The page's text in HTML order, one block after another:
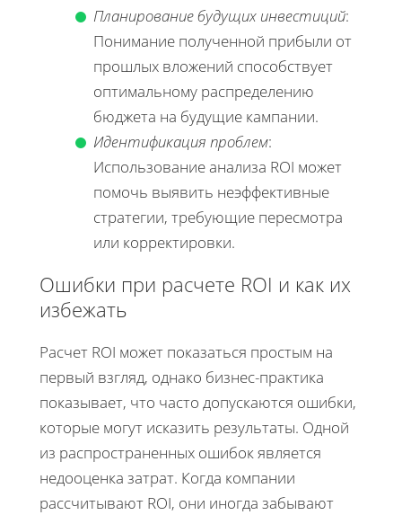
Планирование будущих инвестиций:
Понимание полученной прибыли от
прошлых вложений способствует
оптимальному распределению
бюджета на будущие кампании.
Идентификация проблем:
Использование анализа ROI может
помочь выявить неэффективные
стратегии, требующие пересмотра
или корректировки.
Ошибки при расчете ROI и как их
избежать
Расчет ROI может показаться простым на
первый взгляд, однако бизнес-практика
показывает, что часто допускаются ошибки,
которые могут исказить результаты. Одной
из распространенных ошибок является
недооценка затрат. Когда компании
рассчитывают ROI, они иногда забывают